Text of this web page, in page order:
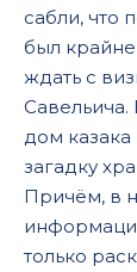
сабли, что
был
ждать с
Савельича.
дом казака
загадку
Причём, в
только